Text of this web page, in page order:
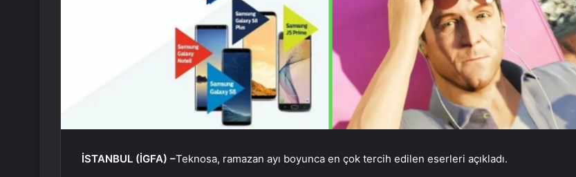
İSTANBUL (İGFA) –Teknosa, ramazan ayı boyunca en çok tercih edilen eserleri açıkladı.